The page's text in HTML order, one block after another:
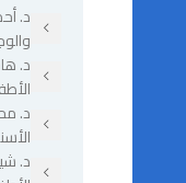
د.
د.
د.
د.